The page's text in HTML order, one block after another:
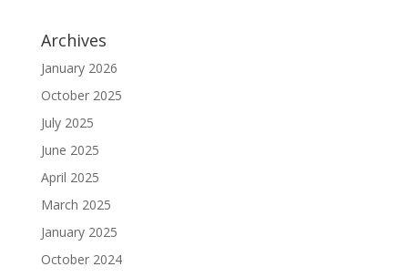
Archives
January 2026
October 2025
July 2025
June 2025
April 2025
March 2025
January 2025
October 2024